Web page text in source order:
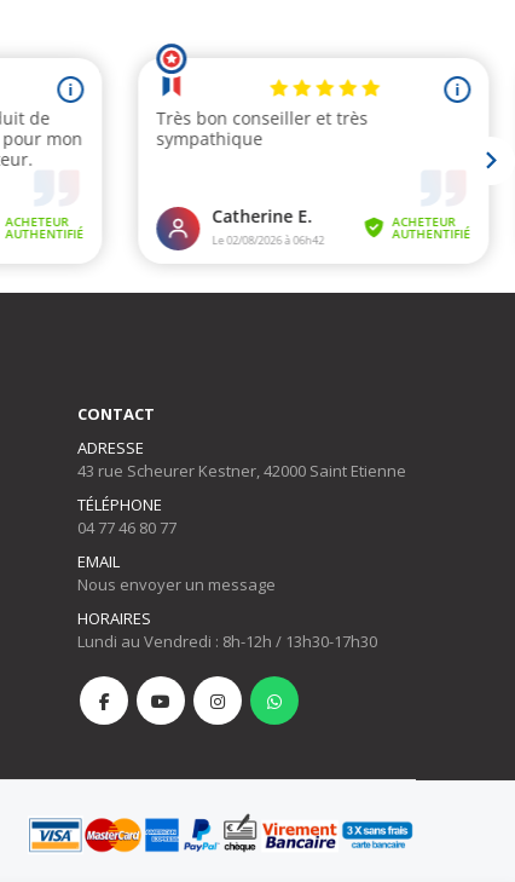
CONTACT
ADRESSE
43 rue Scheurer Kestner, 42000 Saint Etienne
TÉLÉPHONE
04 77 46 80 77
EMAIL
Nous envoyer un message
HORAIRES
Lundi au Vendredi : 8h-12h / 13h30-17h30